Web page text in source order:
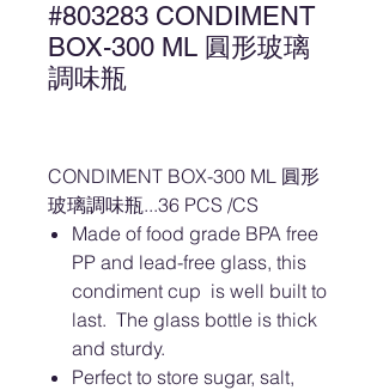
#803283 CONDIMENT
BOX-300 ML 圓形玻璃
調味瓶
CONDIMENT BOX-300 ML 圓形
玻璃調味瓶...36 PCS /CS
Made of food grade BPA free
PP and lead-free glass, this
condiment cup is well built to
last. The glass bottle is thick
and sturdy.
Perfect to store sugar, salt,